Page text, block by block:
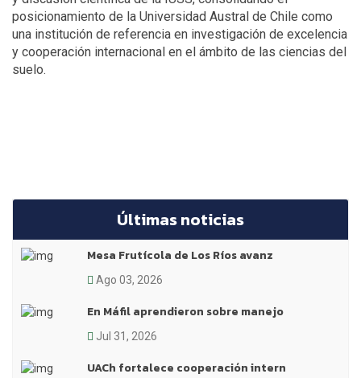
posicionamiento de la Universidad Austral de Chile como
una institución de referencia en investigación de excelencia
y cooperación internacional en el ámbito de las ciencias del
suelo.
Últimas noticias
Mesa Frutícola de Los Ríos avanz
Ago 03, 2026
En Máfil aprendieron sobre manejo
Jul 31, 2026
UACh fortalece cooperación intern